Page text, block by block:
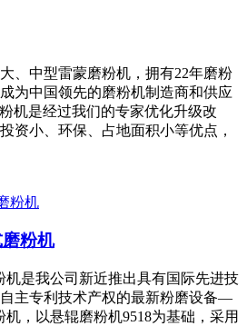
、中型雷蒙磨粉机，拥有22年磨粉
为中国领先的磨粉机制造商和供应
机是经过我们的专家优化升级改
资小、环保、占地面积小等优点，
粉机
机是我公司新近推出具有国际先进技
主专利技术产权的最新粉磨设备—
，以悬辊磨粉机9518为基础，采用